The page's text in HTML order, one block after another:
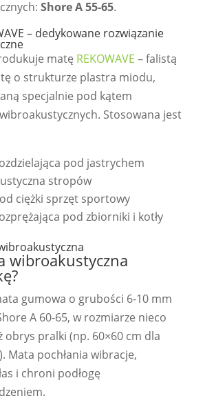
Shore A 55-65.
– dedykowane rozwiązanie
matę REKOWAVE – falistą
o strukturze plastra miodu,
specjalnie pod kątem
Stosowana jest
pod jastrychem
stropów
ciężki sprzęt sportowy
pod zbiorniki i kotły
wibroakustyczna
gumowa o grubości 6-10 mm
A 60-65, w rozmiarze nieco
obrys pralki (np. 60×60 cm dla
Mata pochłania wibracje,
i chroni podłogę